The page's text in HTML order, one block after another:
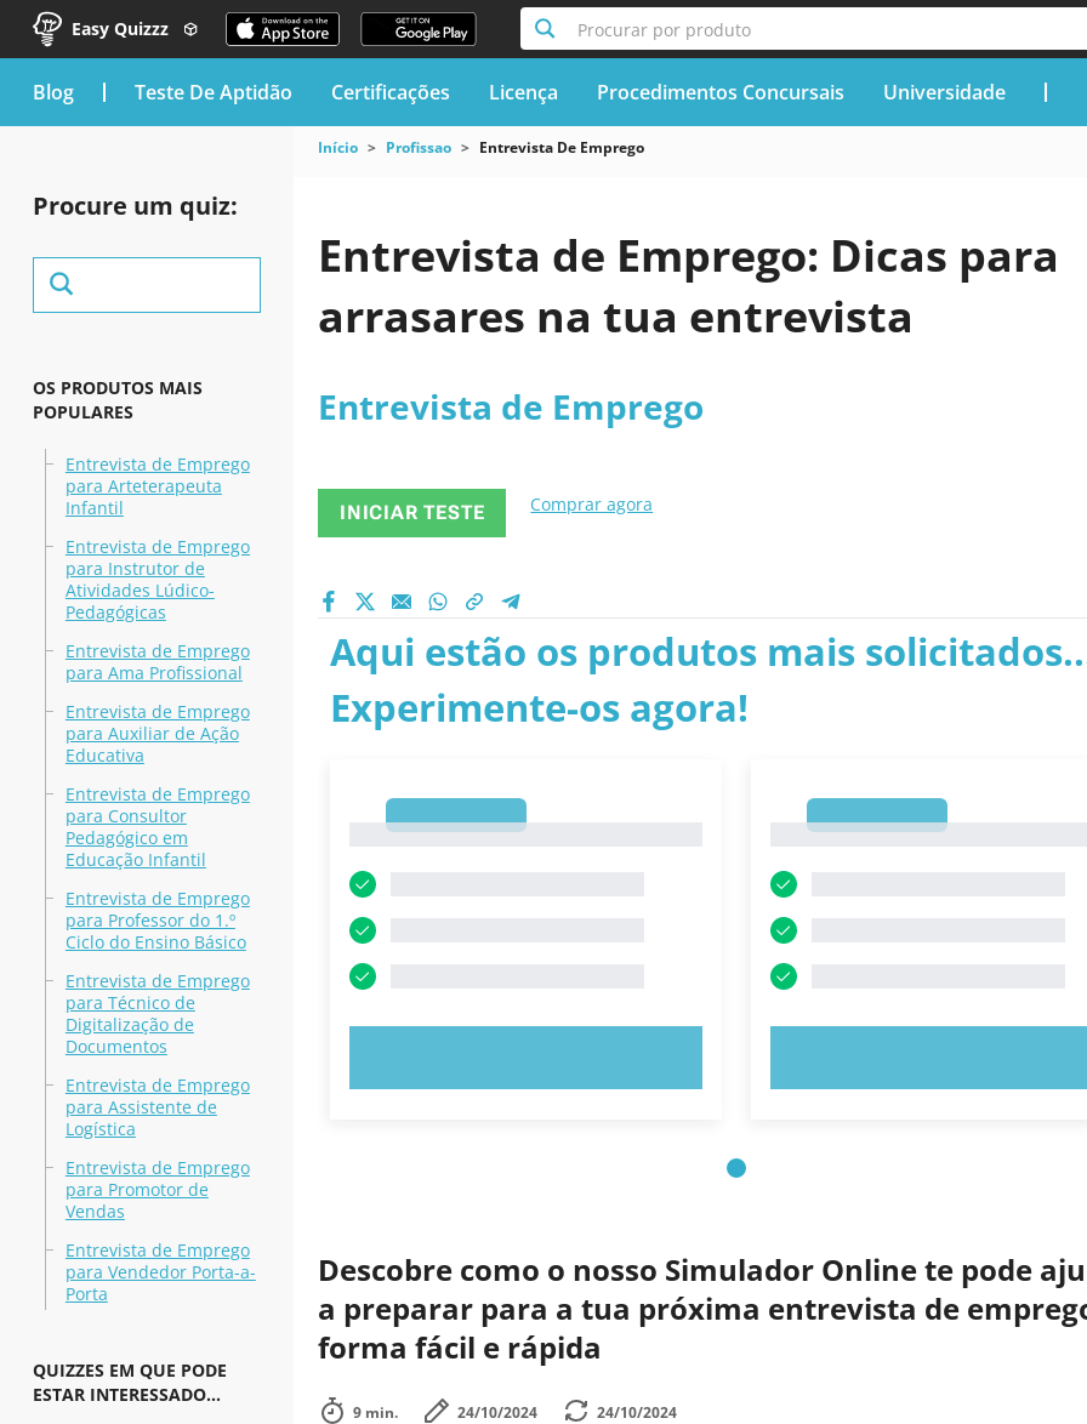
Easy Quizzz Procurar por produto
blog Teste De Aptidão Certificações Licença Procedimentos Concursais Universidade
Procure um quiz:
OS PRODUTOS MAIS
POPULARES
Entrevista de Emprego
para Arteterapeuta
Infantil
Entrevista de Emprego
para Instrutor de
Atividades Lúdico-
Pedagógicas
Entrevista de Emprego
para Ama Profissional
Entrevista de Emprego
para Auxiliar de Ação
Educativa
Entrevista de Emprego
para Consultor
Pedagógico em
Educação Infantil
Entrevista de Emprego
para Professor do 1.º
Ciclo do Ensino Básico
Entrevista de Emprego
para Técnico de
Digitalização de
Documentos
Entrevista de Emprego
para Assistente de
Logística
Entrevista de Emprego
para Promotor de
Vendas
Entrevista de Emprego
para Vendedor Porta-a-
Porta
QUIZZES EM QUE PODE
ESTAR INTERESSADO...
Início Profissao Entrevista De Emprego
Entrevista de Emprego: Dicas para
arrasares na tua entrevista
Entrevista de Emprego
INICIAR TESTE Comprar agora
Aqui estão os produtos mais
Experimente-os agora!
Descobre como o nosso Simulador Online te pode
a preparar para a tua próxima entrevista de
forma fácil e rápida
9 min. 24/10/2024 24/10/2024